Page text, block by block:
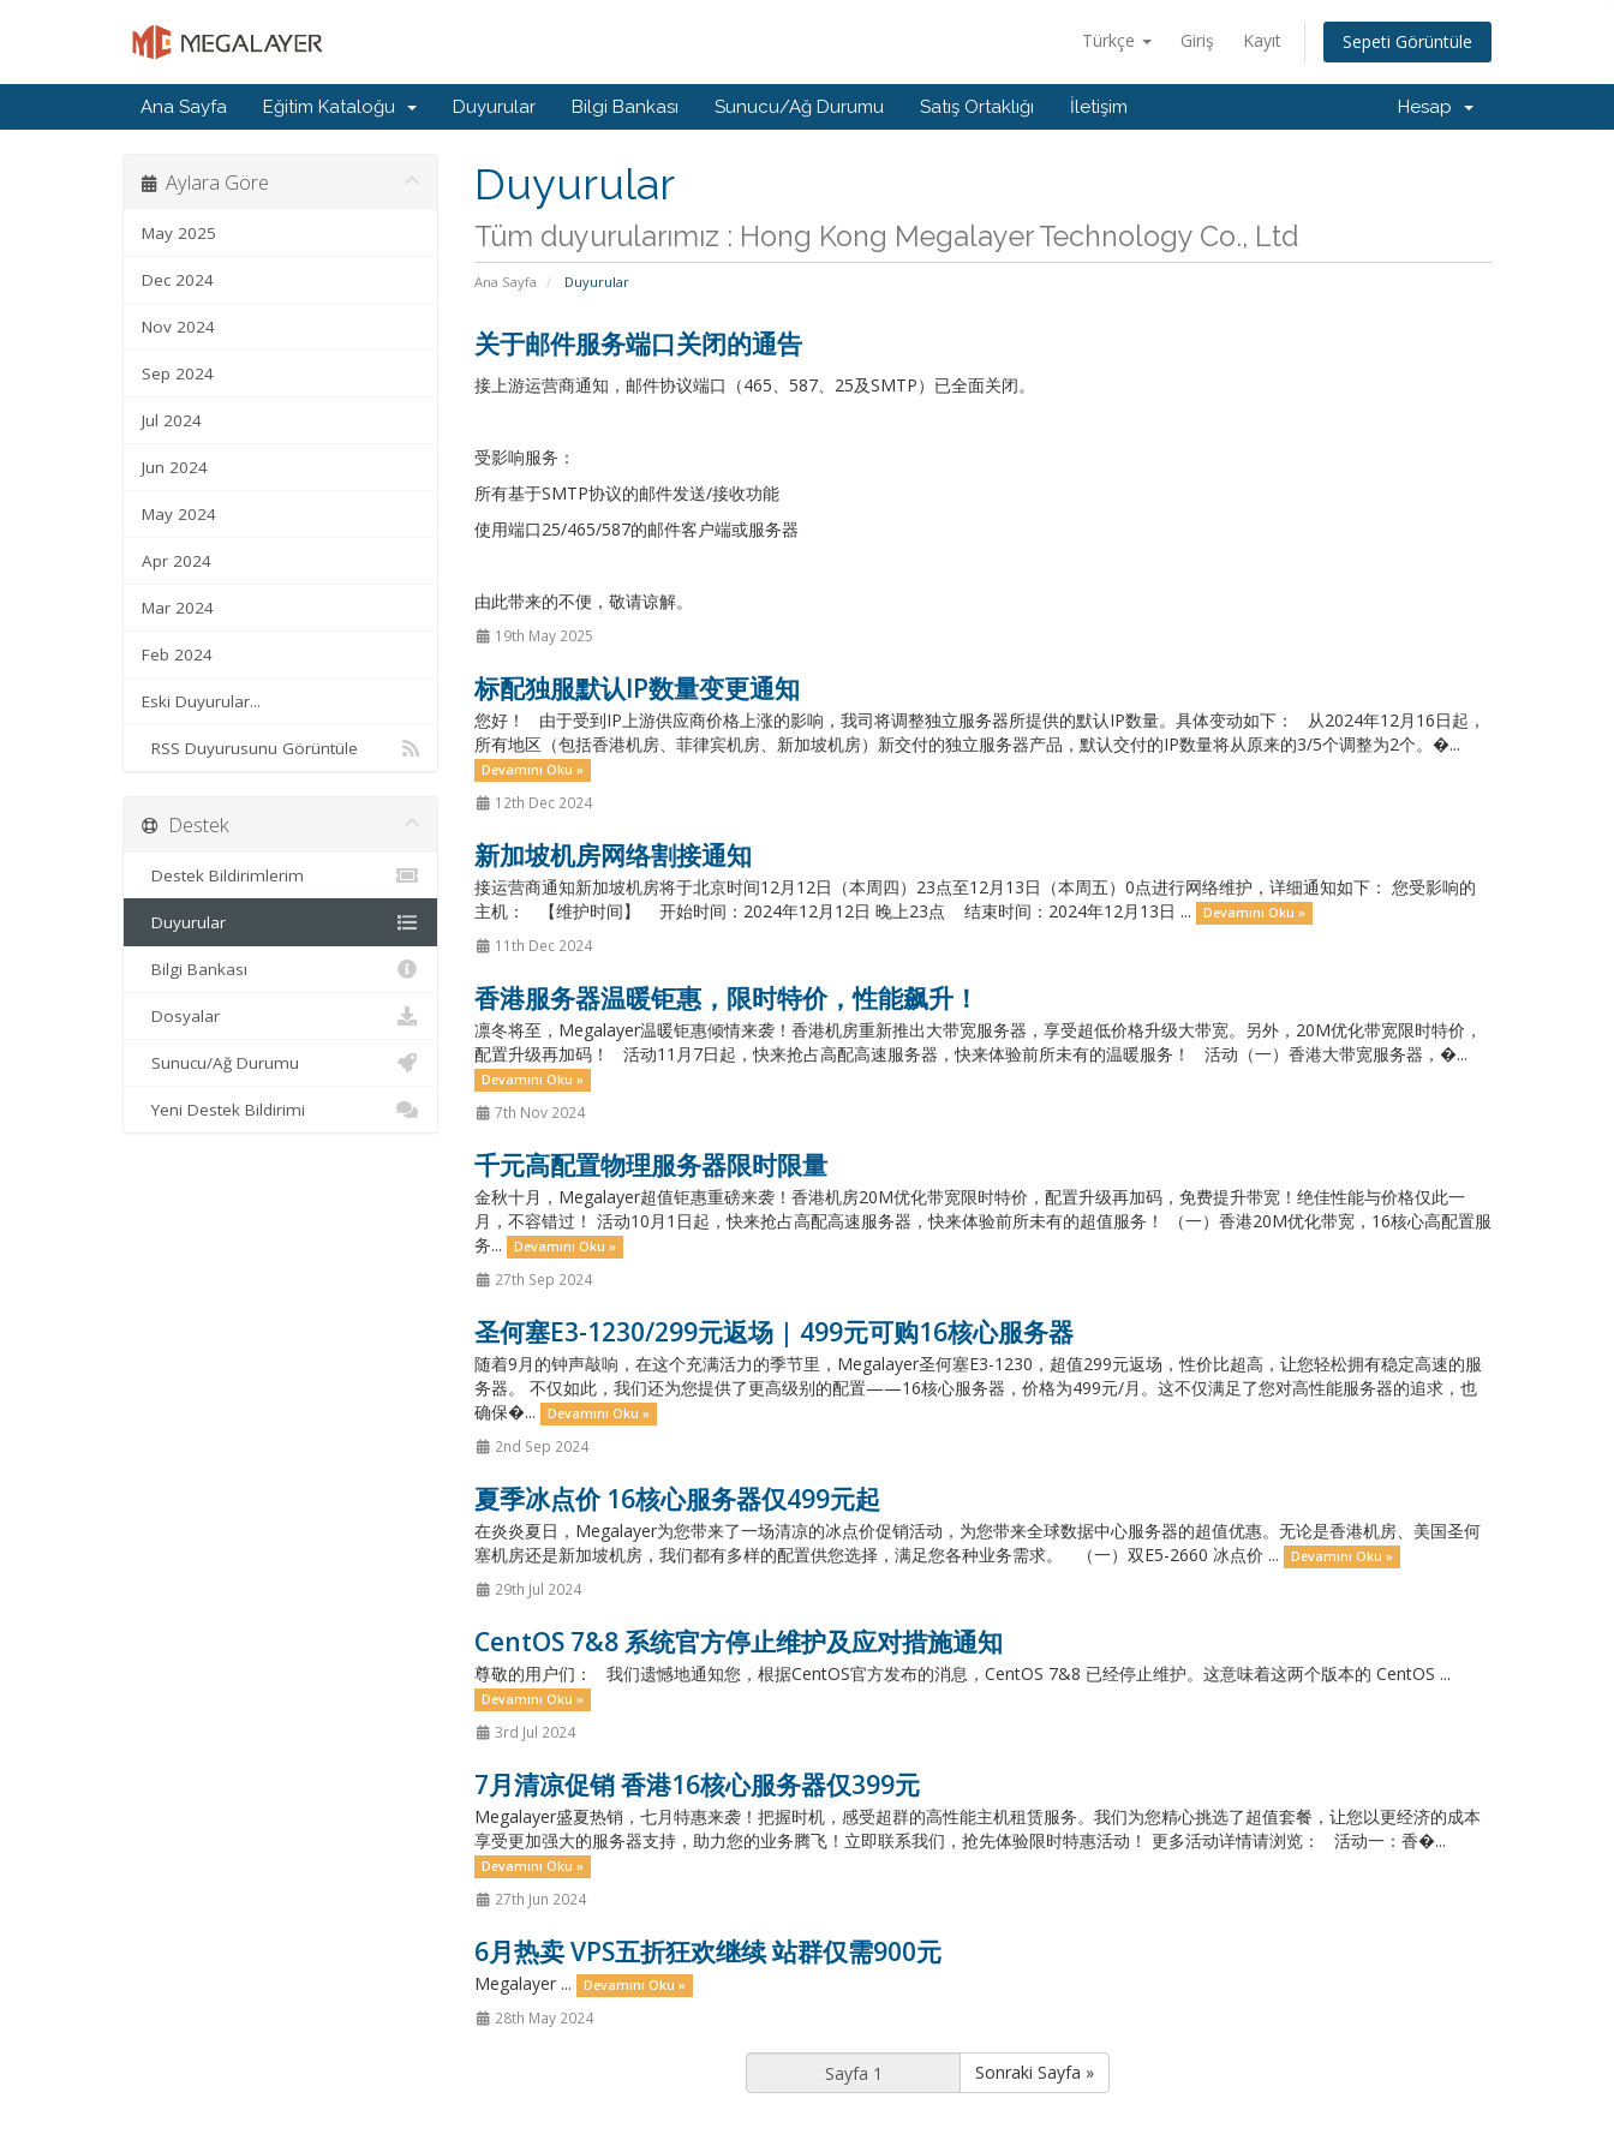
Türkçe Giriş Kayıt Sepeti Görüntüle
Ana Sayfa Eğitim Kataloğu Duyurular Bilgi Bankası Sunucu/Ağ Durumu Satış Ortaklığı İletişim Hesap
Duyurular
Tüm duyurularımız : Hong Kong Megalayer Technology Co., Ltd
Ana Sayfa Duyurular
Aylara Göre
May 2025
Dec 2024
Nov 2024
Sep 2024
Jul 2024
Jun 2024
May 2024
Apr 2024
Mar 2024
Feb 2024
Eski Duyurular...
RSS Duyurusunu Görüntüle
关于邮件服务端口关闭的通告
接上游运营商通知，邮件协议端口（465、587、25及SMTP）已全面关闭。
受影响服务：
所有基于SMTP协议的邮件发送/接收功能
使用端口25/465/587的邮件客户端或服务器
由此带来的不便，敬请谅解。
19th May 2025
标配独服默认IP数量变更通知
您好！ 由于受到IP上游供应商价格上涨的影响，我司将调整独立服务器所提供的默认IP数量。具体变动如下： 从2024年12月16日起，
所有地区（包括香港机房、菲律宾机房、新加坡机房）新交付的独立服务器产品，默认交付的IP数量将从原来的3/5个调整为2个。�...
Devamını Oku »
12th Dec 2024
新加坡机房网络割接通知
接运营商通知新加坡机房将于北京时间12月12日（本周四）23点至12月13日（本周五）0点进行网络维护，详细通知如下： 您受影响的
主机： 【维护时间】 开始时间：2024年12月12日 晚上23点 结束时间：2024年12月13日 ...
Devamını Oku »
11th Dec 2024
香港服务器温暖钜惠，限时特价，性能飙升！
凛冬将至，Megalayer温暖钜惠倾情来袭！香港机房重新推出大带宽服务器，享受超低价格升级大带宽。另外，20M优化带宽限时特价，
配置升级再加码！ 活动11月7日起，快来抢占高配高速服务器，快来体验前所未有的温暖服务！ 活动（一）香港大带宽服务器，�...
Devamını Oku »
7th Nov 2024
千元高配置物理服务器限时限量
金秋十月，Megalayer超值钜惠重磅来袭！香港机房20M优化带宽限时特价，配置升级再加码，免费提升带宽！绝佳性能与价格仅此一
月，不容错过！ 活动10月1日起，快来抢占高配高速服务器，快来体验前所未有的超值服务！ （一）香港20M优化带宽，16核心高配置服
务...
Devamını Oku »
27th Sep 2024
圣何塞E3-1230/299元返场 | 499元可购16核心服务器
随着9月的钟声敲响，在这个充满活力的季节里，Megalayer圣何塞E3-1230，超值299元返场，性价比超高，让您轻松拥有稳定高速的服
务器。 不仅如此，我们还为您提供了更高级别的配置——16核心服务器，价格为499元/月。这不仅满足了您对高性能服务器的追求，也
确保�...
Devamını Oku »
2nd Sep 2024
夏季冰点价 16核心服务器仅499元起
在炎炎夏日，Megalayer为您带来了一场清凉的冰点价促销活动，为您带来全球数据中心服务器的超值优惠。无论是香港机房、美国圣何
塞机房还是新加坡机房，我们都有多样的配置供您选择，满足您各种业务需求。 （一）双E5-2660 冰点价 ...
Devamını Oku »
29th Jul 2024
CentOS 7&8 系统官方停止维护及应对措施通知
尊敬的用户们： 我们遗憾地通知您，根据CentOS官方发布的消息，CentOS 7&8 已经停止维护。这意味着这两个版本的 CentOS ...
Devamını Oku »
3rd Jul 2024
7月清凉促销 香港16核心服务器仅399元
Megalayer盛夏热销，七月特惠来袭！把握时机，感受超群的高性能主机租赁服务。我们为您精心挑选了超值套餐，让您以更经济的成本
享受更加强大的服务器支持，助力您的业务腾飞！立即联系我们，抢先体验限时特惠活动！ 更多活动详情请浏览： 活动一：香�...
Devamını Oku »
27th Jun 2024
6月热卖 VPS五折狂欢继续 站群仅需900元
Megalayer ... Devamını Oku »
28th May 2024
Sonraki Sayfa »
Destek
Destek Bildirimlerim
Duyurular
Bilgi Bankası
Dosyalar
Sunucu/Ağ Durumu
Yeni Destek Bildirimi